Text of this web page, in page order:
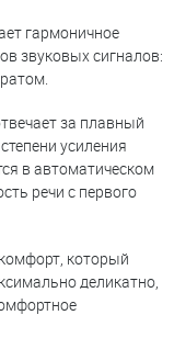
гармоничное
звуковых сигналов:
за плавный
усиления
в автоматическом
речи с первого
который
деликатно,